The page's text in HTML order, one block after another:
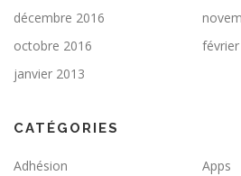
décembre 2016
octobre 2016
janvier 2013
CATÉGORIES
Adhésion
Apps